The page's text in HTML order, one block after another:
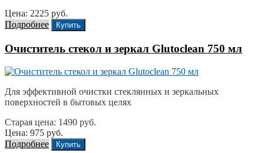
Цена: 2225 руб.
Подробнее
Купить
Очиститель стекол и зеркал Glutoclean 750 мл
Для эффективной очистки стеклянных и зеркальных
поверхностей в бытовых целях
Старая цена: 1490 руб.
Цена: 975 руб.
Подробнее
Купить